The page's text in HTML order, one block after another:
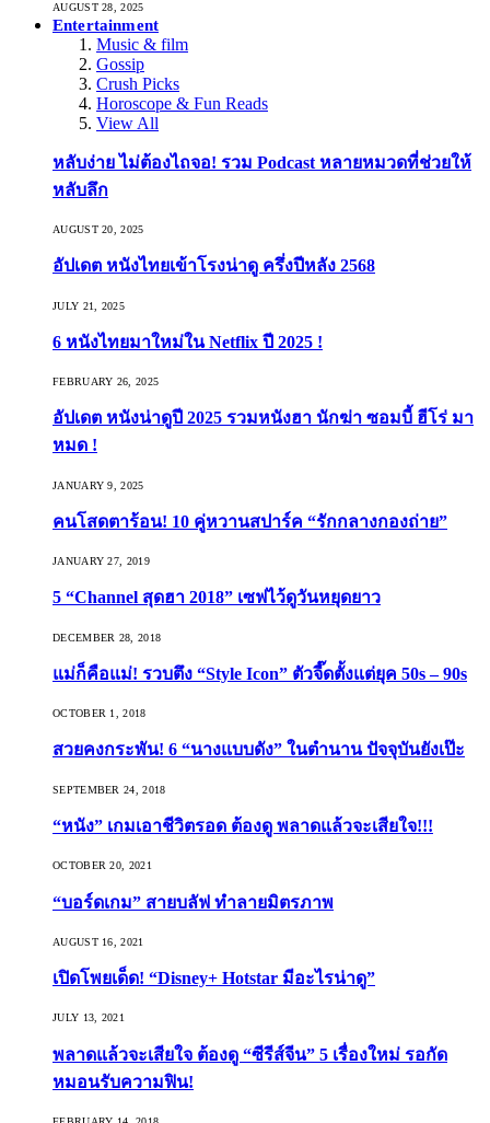
AUGUST 28, 2025
Entertainment
Music & film
Gossip
Crush Picks
Horoscope & Fun Reads
View All
หลับง่าย ไม่ต้องไถจอ! รวม Podcast หลายหมวดที่ช่วยให้
หลับลึก
AUGUST 20, 2025
อัปเดต หนังไทยเข้าโรงน่าดู ครึ่งปีหลัง 2568
JULY 21, 2025
6 หนังไทยมาใหม่ใน Netflix ปี 2025 !
FEBRUARY 26, 2025
อัปเดต หนังน่าดูปี 2025 รวมหนังฮา นักฆ่า ซอมบี้ ฮีโร่ มา
หมด !
JANUARY 9, 2025
คนโสดตาร้อน! 10 คู่หวานสปาร์ค “รักกลางกองถ่าย”
JANUARY 27, 2019
5 “Channel สุดฮา 2018” เซฟไว้ดูวันหยุดยาว
DECEMBER 28, 2018
แม่ก็คือแม่! รวบตึง “Style Icon” ตัวจี๊ดตั้งแต่ยุค 50s – 90s
OCTOBER 1, 2018
สวยคงกระพัน! 6 “นางแบบดัง” ในตำนาน ปัจจุบันยังเป๊ะ
SEPTEMBER 24, 2018
“หนัง” เกมเอาชีวิตรอด ต้องดู พลาดแล้วจะเสียใจ!!!
OCTOBER 20, 2021
“บอร์ดเกม” สายบลัฟ ทำลายมิตรภาพ
AUGUST 16, 2021
เปิดโพยเด็ด! “Disney+ Hotstar มีอะไรน่าดู”
JULY 13, 2021
พลาดแล้วจะเสียใจ ต้องดู “ซีรีส์จีน” 5 เรื่องใหม่ รอกัด
หมอนรับความฟิน!